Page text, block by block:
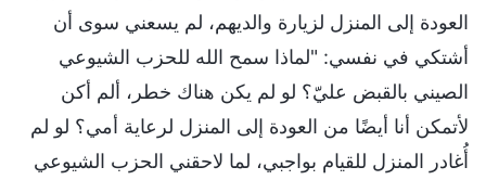
العودة إلى المنزل لزيارة والديهم، لم يسعني سوى أن
أشتكي في نفسي: "لماذا سمح الله للحزب الشيوعي
الصيني بالقبض عليّ؟ لو لم يكن هناك خطر، ألم أكن
لأتمكن أنا أيضًا من العودة إلى المنزل لرعاية أمي؟ لو لم
أُغادر المنزل للقيام بواجبي، لما لاحقني الحزب الشيوعي